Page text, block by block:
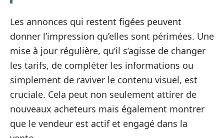
Les annonces qui restent figées peuvent
donner l’impression qu’elles sont périmées. Une
mise à jour régulière, qu’il s’agisse de changer
les tarifs, de compléter les informations ou
simplement de raviver le contenu visuel, est
cruciale. Cela peut non seulement attirer de
nouveaux acheteurs mais également montrer
que le vendeur est actif et engagé dans la